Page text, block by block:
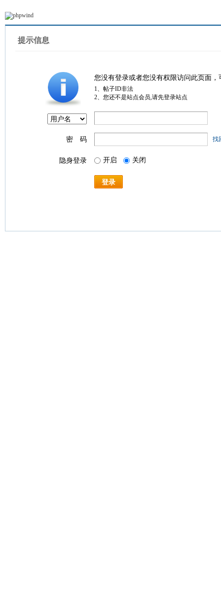
提示信息
您没有登录或者您没有权限访问此页面
1、帖子ID非法
2、您还不是站点会员,请先登录站点
密 码 找
隐身登录 开启 关闭
登录